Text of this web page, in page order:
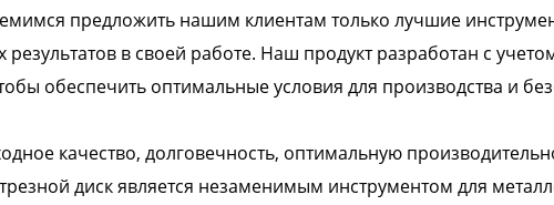
предложить нашим клиентам только лучшие
в своей работе. Наш продукт разработан с
обеспечить оптимальные условия для производства и
качество, долговечность, оптимальную
диск является незаменимым инструментом для